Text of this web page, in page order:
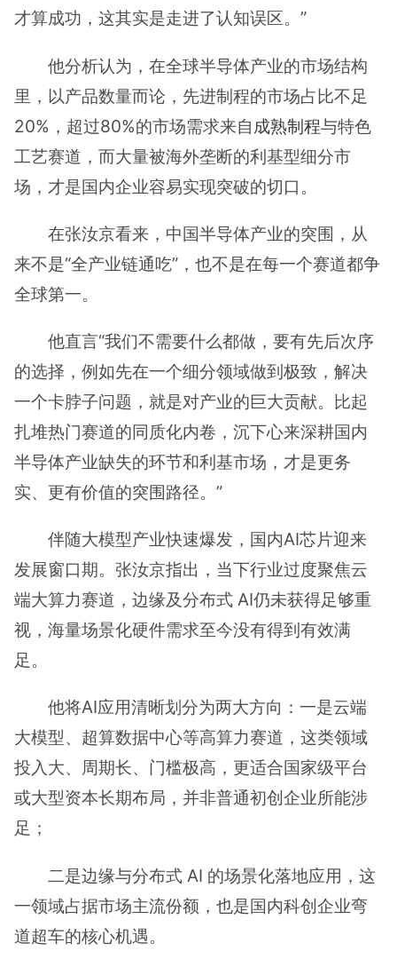
才算成功，这其实是走进了认知误区。”
他分析认为，在全球半导体产业的市场结构
里，以产品数量而论，先进制程的市场占比不足
20%，超过80%的市场需求来自 成熟制程与特色
工艺赛道，而大量被海外垄断的利基型细分市
场，才是国内企业容易实现突破的切口。
在张汝京看来，中国半导体产业的突围，从
来不是“全产业链通吃”，也不是在每一个赛道都争
全球第一。
他直言“我们不需要什么都做，要有先后次序
的选择，例如先在一个细分领域做到极致，解决
一个卡脖子问题，就是对产业的巨大贡献。比起
扎堆热门赛道的同质化内卷，沉下心来深耕国内
半导体产业缺失的环节和利基市场，才是更务
实、更有价值的突围路径。”
伴随大模型产业快速爆发，国内AI芯片迎来
发展窗口期。张汝京指出，当下行业过度聚焦云
端大算力赛道，边缘及分布式 AI仍未获得足够重
视，海量场景化硬件需求至今没有得到有效满
足。
他将AI应用清晰划分为两大方向：一是云端
大模型、超算数据中心等高算力赛道，这类领域
投入大、周期长、门槛极高，更适合国家级平台
或大型资本长期布局，并非普通初创企业所能涉
足；
二是边缘与分布式 AI 的场景化落地应用，这
一领域占据市场主流份额，也是国内科创企业弯
道超车的核心机遇。